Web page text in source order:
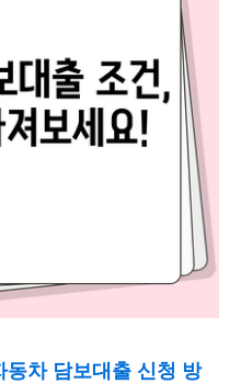
차 담보대출 신청 방